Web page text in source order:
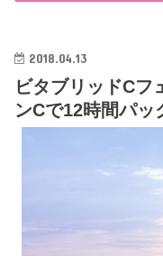
2018.04.13
ビタブリッドCフ
ンCで12時間パッ